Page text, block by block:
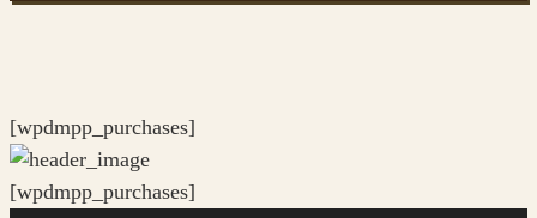
[wpdmpp_purchases]
[wpdmpp_purchases]